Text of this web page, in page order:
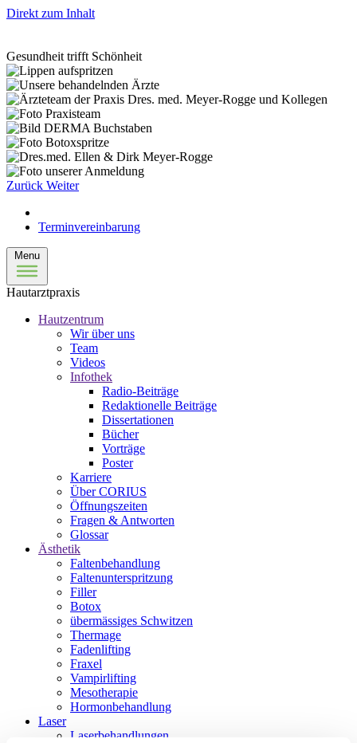
Direkt zum Inhalt
Gesundheit trifft Schönheit
Zurück Weiter
Terminvereinbarung
Menu
Hautarztpraxis
Hautzentrum
Wir über uns
Team
Videos
Infothek
Radio-Beiträge
Redaktionelle Beiträge
Dissertationen
Bücher
Vorträge
Poster
Karriere
Über CORIUS
Öffnungszeiten
Fragen & Antworten
Glossar
Ästhetik
Faltenbehandlung
Faltenunterspritzung
Filler
Botox
übermässiges Schwitzen
Thermage
Fadenlifting
Fraxel
Vampirlifting
Mesotherapie
Hormonbehandlung
Laser
Laserbehandlungen